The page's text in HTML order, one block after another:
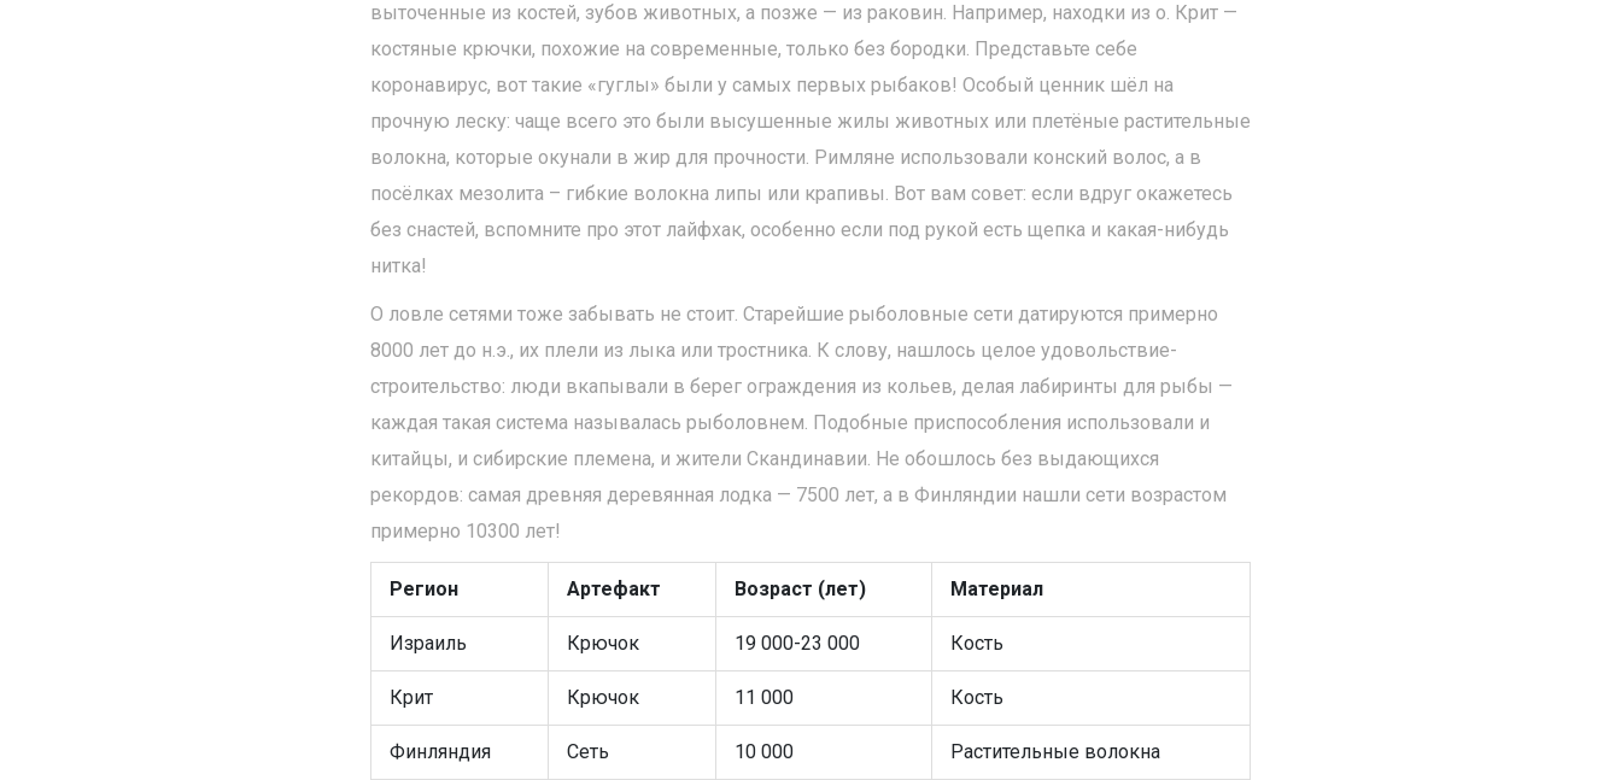
выточенные из костей, зубов животных, а позже — из раковин. Например, находки из о. Крит —
костяные крючки, похожие на современные, только без бородки. Представьте себе
коронавирус, вот такие «гуглы» были у самых первых рыбаков! Особый ценник шёл на
прочную леску: чаще всего это были высушенные жилы животных или плетёные растительные
волокна, которые окунали в жир для прочности. Римляне использовали конский волос, а в
посёлках мезолита – гибкие волокна липы или крапивы. Вот вам совет: если вдруг окажетесь
без снастей, вспомните про этот лайфхак, особенно если под рукой есть щепка и какая-нибудь
нитка!
О ловле сетями тоже забывать не стоит. Старейшие рыболовные сети датируются примерно
8000 лет до н.э., их плели из лыка или тростника. К слову, нашлось целое удовольствие-
строительство: люди вкапывали в берег ограждения из кольев, делая лабиринты для рыбы —
каждая такая система называлась рыболовнем. Подобные приспособления использовали и
китайцы, и сибирские племена, и жители Скандинавии. Не обошлось без выдающихся
рекордов: самая древняя деревянная лодка — 7500 лет, а в Финляндии нашли сети возрастом
примерно 10300 лет!
Регион Артефакт Возраст (лет) Материал
Израиль Крючок 19 000-23 000 Кость
Крит Крючок 11 000 Кость
Финляндия Сеть 10 000 Растительные волокна